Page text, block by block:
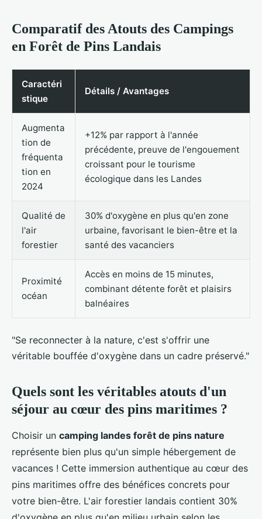
Comparatif des Atouts des Campings
en Forêt de Pins Landais
Caractéri
stique
Détails / Avantages
Augmenta
tion de
fréquenta
tion en
2024
+12% par rapport à l'année
précédente, preuve de l'engouement
croissant pour le tourisme
écologique dans les Landes
Qualité de
l'air
forestier
30% d'oxygène en plus qu'en zone
urbaine, favorisant le bien-être et la
santé des vacanciers
Proximité
océan
Accès en moins de 15 minutes,
combinant détente forêt et plaisirs
balnéaires
"Se reconnecter à la nature, c'est s'offrir une
véritable bouffée d'oxygène dans un cadre préservé."
Quels sont les véritables atouts d'un
séjour au cœur des pins maritimes ?
Choisir un camping landes forêt de pins nature
représente bien plus qu'un simple hébergement de
vacances ! Cette immersion authentique au cœur des
pins maritimes offre des bénéfices concrets pour
votre bien-être. L'air forestier landais contient 30%